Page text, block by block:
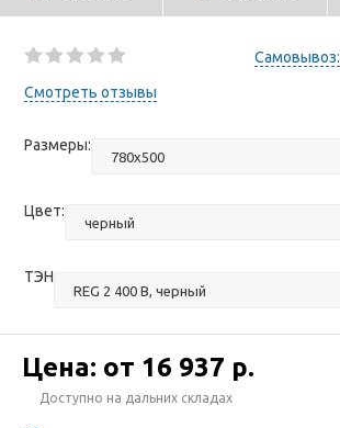
Самовывоз:
Смотреть отзывы
Размеры:
Цвет:
ТЭН
Цена: от 16 937 р.
Доступно на дальних складах